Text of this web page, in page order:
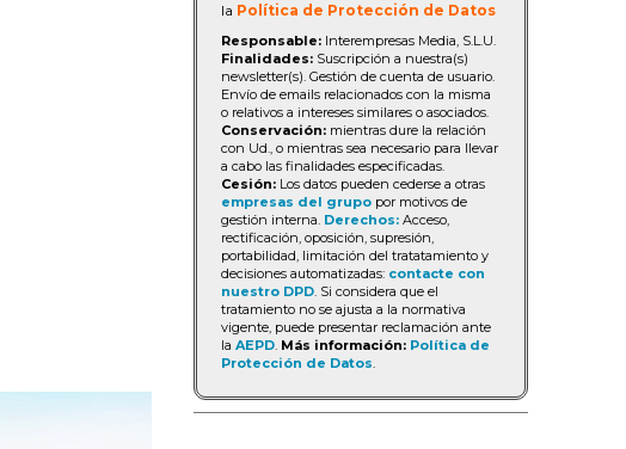
la Política de Protección de Datos
Responsable: Interempresas Media, S.L.U.
Finalidades: Suscripción a nuestra(s)
newsletter(s). Gestión de cuenta de usuario.
Envío de emails relacionados con la misma
o relativos a intereses similares o asociados.
Conservación: mientras dure la relación
con Ud., o mientras sea necesario para llevar
a cabo las finalidades especificadas.
Cesión: Los datos pueden cederse a otras
empresas del grupo por motivos de
gestión interna. Derechos: Acceso,
rectificación, oposición, supresión,
portabilidad, limitación del tratatamiento y
decisiones automatizadas: contacte con
nuestro DPD. Si considera que el
tratamiento no se ajusta a la normativa
vigente, puede presentar reclamación ante
la AEPD. Más información: Política de
Protección de Datos.